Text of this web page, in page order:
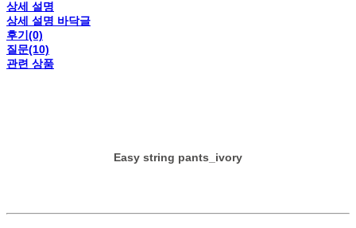
상세 설명
상세 설명 바닥글
후기(0)
질문(10)
관련 상품
Easy string pants_ivory